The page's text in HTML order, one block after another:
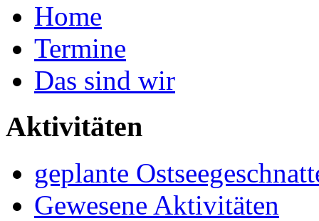
Home
Termine
Das sind wir
Aktivitäten
geplante
Gewesene Aktivitäten